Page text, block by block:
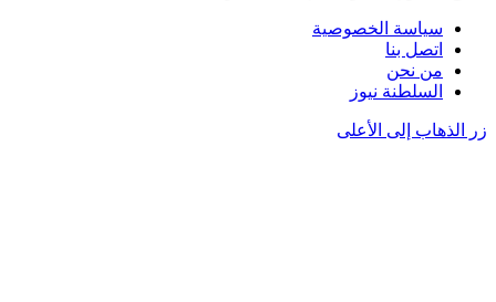
سياسة الخصوصية
اتصل بنا
من نحن
السلطنة نيوز
زر الذهاب إلى الأعلى